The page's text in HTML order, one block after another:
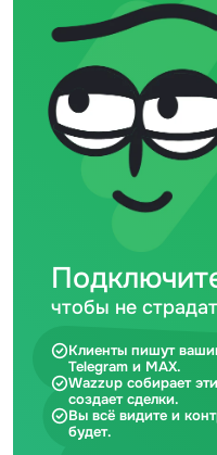
чтобы не
Клиенты пишут
Telegram и MAX.
Wazzup собирает
создает сделки.
Вы всё видите и
будет.